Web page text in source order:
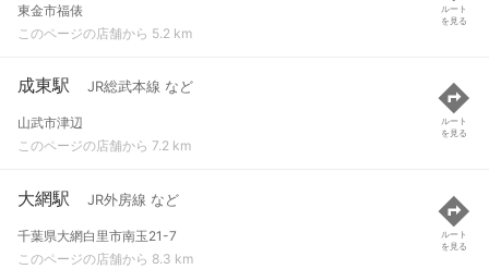
東金市福俵
このページの店舗から 5.2 km
ルート
を見る
成東駅 JR総武本線 など
山武市津辺
このページの店舗から 7.2 km
ルート
を見る
大網駅 JR外房線 など
千葉県大網白里市南玉21-7
このページの店舗から 8.3 km
ルート
を見る